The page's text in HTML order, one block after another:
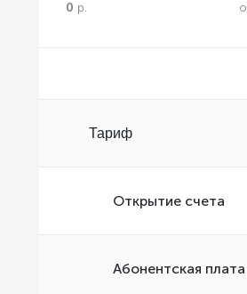
0 р.
Тариф
Открытиe счета
Абонентская плата